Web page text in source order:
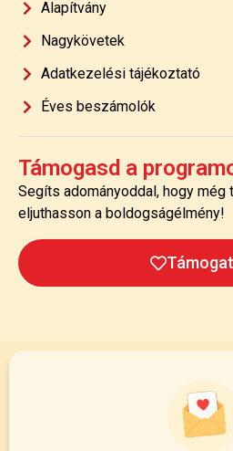
Alapítvány
Nagykövetek
Adatkezelési tájékoztató
Éves beszámolók
Támogasd a
Segíts adományoddal, hogy még
eljuthasson a boldogságélmény!